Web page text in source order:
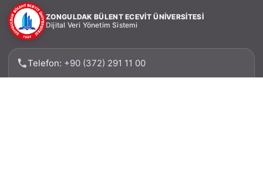
ZONGULDAK BÜLENT ECEVİT ÜNİVERSİTESİ
Dijital Veri Yönetim Sistemi
Telefon: +90 (372) 291 11 00